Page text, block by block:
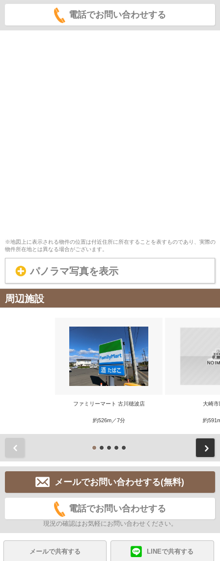
電話でお問い合わせする
※地図上に表示される物件の位置は付近住所に所在することを表すものであり、実際の
物件所在地とは異なる場合がございます。
パノラマ写真を表示
周辺施設
ファミリーマート 古川穂波店
約526m／7分
大崎市
約
メールでお問い合わせする(無料)
電話でお問い合わせする
現況の確認はお気軽にお問い合わせください。
メールで共有する LINEで共有する